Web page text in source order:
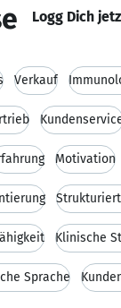
Logg Dich
Verkauf
Motivation
Klinische
Sprache